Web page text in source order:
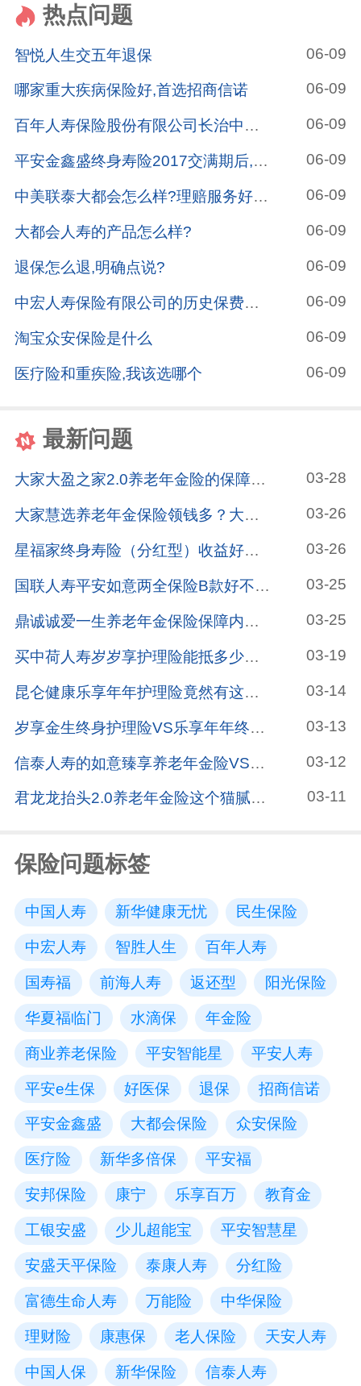
热点问题
智悦人生交五年退保 06-09
哪家重大疾病保险好,首选招商信诺 06-09
百年人寿保险股份有限公司长治中心支公司怎么样? 06-09
平安金鑫盛终身寿险2017交满期后,哪种险种作为养老金? 06-09
中美联泰大都会怎么样?理赔服务好不好? 06-09
大都会人寿的产品怎么样? 06-09
退保怎么退,明确点说? 06-09
中宏人寿保险有限公司的历史保费规模 06-09
淘宝众安保险是什么 06-09
医疗险和重疾险,我该选哪个 06-09
最新问题
大家大盈之家2.0养老年金险的保障内容有哪些？大家大盈之家2.0养老年金险适合给6570岁的人买吗？一文分析！ 03-28
大家慧选养老年金保险领钱多？大家慧选养老年金保险保障好？注意它适合这些人投保！ 03-26
星福家终身寿险（分红型）收益好不好呢？用孩子的压岁钱投保进行理财怎么样？ 03-26
国联人寿平安如意两全保险B款好不好？国联人寿平安如意两全保险B款值得入手吗？看看买过的人怎么说！ 03-25
鼎诚诚爱一生养老年金保险保障内容是什么？鼎诚诚爱一生养老年金保险有哪些优缺点？这篇文章告诉你！ 03-25
买中荷人寿岁岁享护理险能抵多少税？买越多抵税越多吗？ 03-19
昆仑健康乐享年年护理险竟然有这样的暗坑，连保险公司都没发现 03-14
岁享金生终身护理险VS乐享年年终身护理险，有什么区别？哪款更值得买？ 03-13
信泰人寿的如意臻享养老年金险VS信泰如意致享养老年金险，有哪些区别？哪个更值得买？ 03-12
君龙龙抬头2.0养老年金险这个猫腻不得不看，小心买亏了 03-11
保险问题标签
中国人寿 新华健康无忧 民生保险
中宏人寿 智胜人生 百年人寿
国寿福 前海人寿 返还型 阳光保险
华夏福临门 水滴保 年金险
商业养老保险 平安智能星 平安人寿
平安e生保 好医保 退保 招商信诺
平安金鑫盛 大都会保险 众安保险
医疗险 新华多倍保 平安福
安邦保险 康宁 乐享百万 教育金
工银安盛 少儿超能宝 平安智慧星
安盛天平保险 泰康人寿 分红险
富德生命人寿 万能险 中华保险
理财险 康惠保 老人保险 天安人寿
中国人保 新华保险 信泰人寿